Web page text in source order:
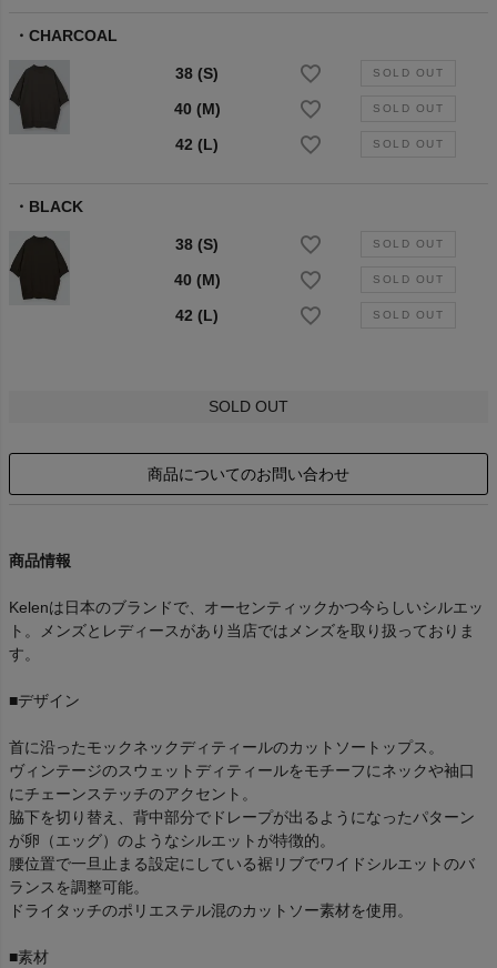
CHARCOAL
38 (S)
40 (M)
42 (L)
BLACK
38 (S)
40 (M)
42 (L)
SOLD OUT
商品についてのお問い合わせ
商品情報
Kelenは日本のブランドで、オーセンティックかつ今らしいシルエッ
ト。メンズとレディースがあり当店ではメンズを取り扱っておりま
す。
■デザイン
首に沿ったモックネックディティールのカットソートップス。
ヴィンテージのスウェットディティールをモチーフにネックや袖口
にチェーンステッチのアクセント。
脇下を切り替え、背中部分でドレープが出るようになったパターン
が卵（エッグ）のようなシルエットが特徴的。
腰位置で一旦止まる設定にしている裾リブでワイドシルエットのバ
ランスを調整可能。
ドライタッチのポリエステル混のカットソー素材を使用。
■素材